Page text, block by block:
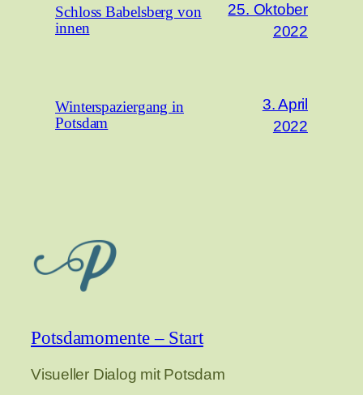
Schloss Babelsberg von
innen
25. Oktober
2022
Winterspaziergang in
Potsdam
3. April
2022
Potsdamomente – Start
Visueller Dialog mit Potsdam